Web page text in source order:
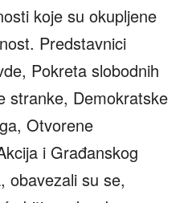
koje su okupljene
Predstavnici
Pokreta slobodnih
stranke, Demokratske
Otvorene
i Građanskog
obavezali su se,